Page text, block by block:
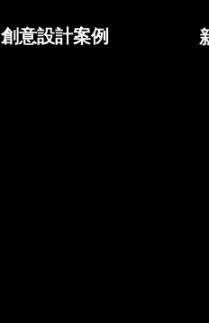
創意設計案例